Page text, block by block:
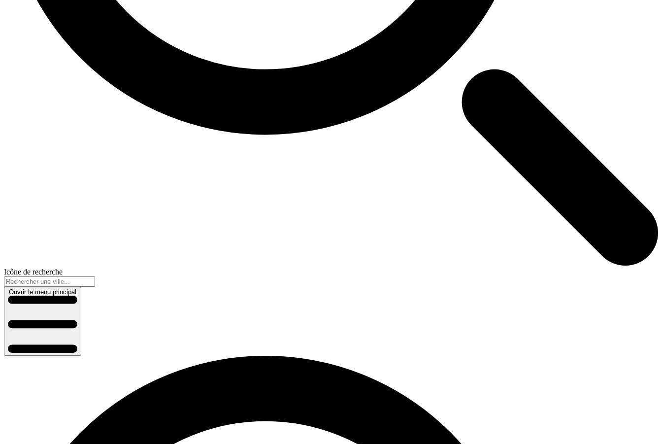
Icône de recherche
Ouvrir le menu principal